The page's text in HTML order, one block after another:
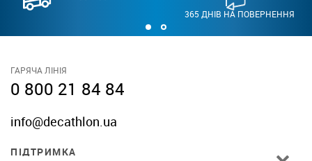
365 ДНІВ НА ПОВЕРНЕННЯ
ГАРЯЧА ЛІНІЯ
0 800 21 84 84
info@decathlon.ua
ПІДТРИМКА